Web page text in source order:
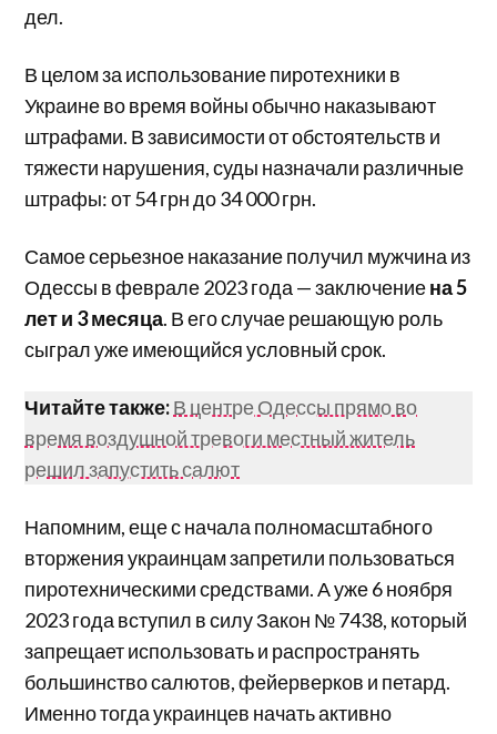
дел.
В целом за использование пиротехники в
Украине во время войны обычно наказывают
штрафами. В зависимости от обстоятельств и
тяжести нарушения, суды назначали различные
штрафы: от 54 грн до 34 000 грн.
Самое серьезное наказание получил мужчина из
Одессы в феврале 2023 года — заключениена 5
лет и 3 месяца. В его случае решающую роль
сыграл уже имеющийся условный срок.
Читайте также:В центре Одессы прямо во
время воздушной тревоги местный житель
решил запустить салют
Напомним, еще с начала полномасштабного
вторжения украинцам запретили пользоваться
пиротехническими средствами. А уже 6 ноября
2023 года вступил в силу Закон № 7438, который
запрещает использовать и распространять
большинство салютов, фейерверков и петард.
Именно тогда украинцев начать активно